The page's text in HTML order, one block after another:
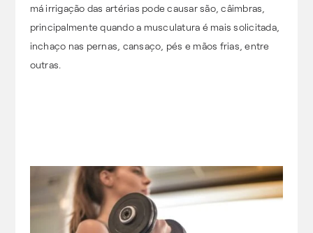
má irrigação das artérias pode causar são, câimbras,
principalmente quando a musculatura é mais solicitada,
inchaço nas pernas, cansaço, pés e mãos frias, entre
outras.